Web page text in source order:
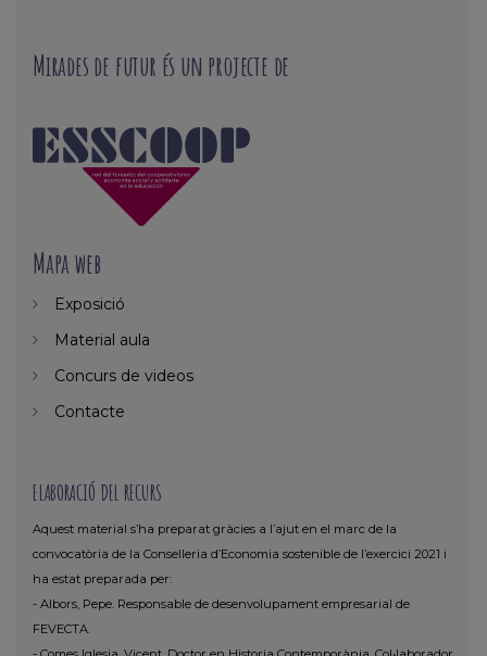
Mirades de futur és un projecte de
Mapa web
Exposició
Material aula
Concurs de videos
Contacte
ELABORACIÓ DEL RECURS
Aquest material s’ha preparat gràcies a l’ajut en el marc de la
convocatòria de la Conselleria d’Economia sostenible de l’exercici 2021 i
ha estat preparada per:
- Albors, Pepe. Responsable de desenvolupament empresarial de
FEVECTA.